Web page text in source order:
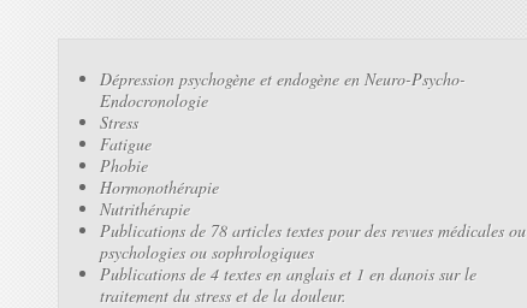
Dépression psychogène et endogène en Neuro-Psycho-
Endocronologie
Stress
Fatigue
Phobie
Hormonothérapie
Nutrithérapie
Publications de 78 articles textes pour des revues médicales ou
psychologies ou sophrologiques
Publications de 4 textes en anglais et 1 en danois sur le
traitement du stress et de la douleur.